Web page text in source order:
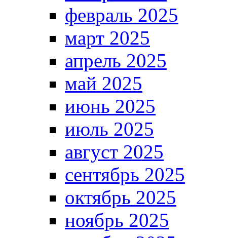
февраль 2025
март 2025
апрель 2025
май 2025
июнь 2025
июль 2025
август 2025
сентябрь 2025
октябрь 2025
ноябрь 2025